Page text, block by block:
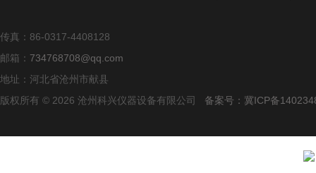
传真：86-0317-4408128
邮箱： 734768708@qq.com
地址：河北省沧州市献县
版权所有 © 2026 沧州科兴仪器设备有限公司 备案号：冀ICP备